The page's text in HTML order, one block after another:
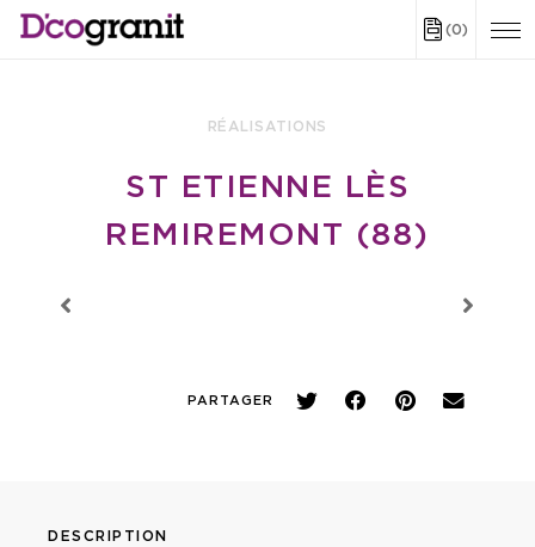
(0)
RÉALISATIONS
ST ETIENNE LÈS
REMIREMONT (88)
PARTAGER
DESCRIPTION